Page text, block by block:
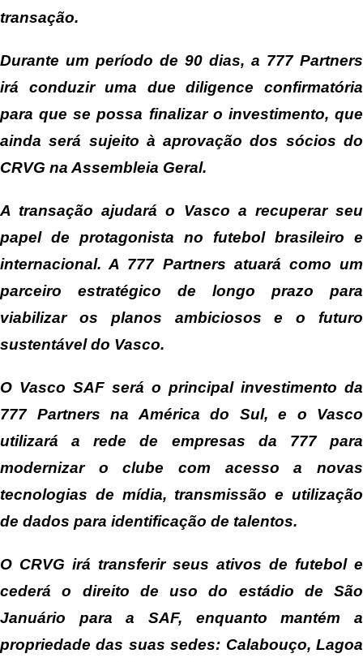
transação.
Durante um período de 90 dias, a 777 Partners
irá conduzir uma due diligence confirmatória
para que se possa finalizar o investimento, que
ainda será sujeito à aprovação dos sócios do
CRVG na Assembleia Geral.
A transação ajudará o Vasco a recuperar seu
papel de protagonista no futebol brasileiro e
internacional. A 777 Partners atuará como um
parceiro estratégico de longo prazo para
viabilizar os planos ambiciosos e o futuro
sustentável do Vasco.
O Vasco SAF será o principal investimento da
777 Partners na América do Sul, e o Vasco
utilizará a rede de empresas da 777 para
modernizar o clube com acesso a novas
tecnologias de mídia, transmissão e utilização
de dados para identificação de talentos.
O CRVG irá transferir seus ativos de futebol e
cederá o direito de uso do estádio de São
Januário para a SAF, enquanto mantém a
propriedade das suas sedes: Calabouço, Lagoa